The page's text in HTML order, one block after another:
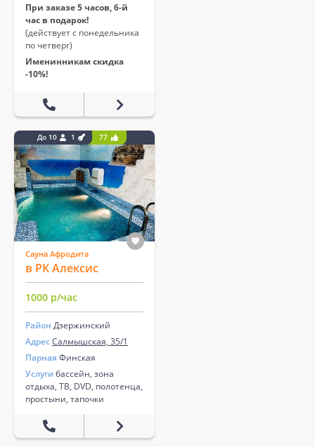
При заказе 5 часов, 6-й
час в подарок!
(действует с понедельника
по четверг)
Именинникам скидка
-10%!
До 10 1 77
Сауна Афродита
в РК Алексис
1000 р/час
Район Дзержинский
АдресСалмышская, 35/1
Парная Финская
Услуги бассейн, зона
отдыха, ТВ, DVD, полотенца,
простыни, тапочки